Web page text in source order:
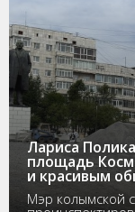
Лариса
площадь
и красивым
Мэр колымской